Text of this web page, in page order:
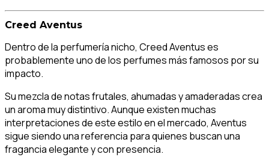
Creed Aventus
Dentro de la perfumería nicho, Creed Aventus es
probablemente uno de los perfumes más famosos por su
impacto.
Su mezcla de notas frutales, ahumadas y amaderadas crea
un aroma muy distintivo. Aunque existen muchas
interpretaciones de este estilo en el mercado, Aventus
sigue siendo una referencia para quienes buscan una
fragancia elegante y con presencia.